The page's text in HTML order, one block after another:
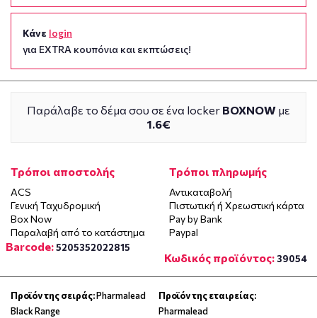
Κάνε login
για EXTRA κουπόνια και εκπτώσεις!
Παράλαβε το δέμα σου σε ένα locker BOXNOW με
1.6€
Τρόποι αποστολής
ACS
Γενική Ταχυδρομική
Box Now
Παραλαβή από το κατάστημα
Τρόποι πληρωμής
Αντικαταβολή
Πιστωτική ή Χρεωστική κάρτα
Pay by Bank
Paypal
Barcode:5205352022815
Κωδικός προϊόντος: 39054
Προϊόν της σειράς:Pharmalead
Black Range
Προϊόν της εταιρείας:
Pharmalead